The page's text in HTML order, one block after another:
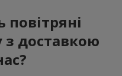
з доставкою